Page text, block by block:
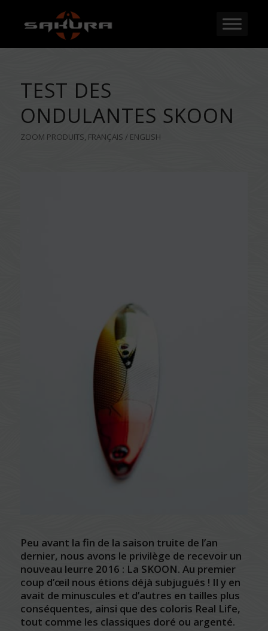
TEST DES
ONDULANTES SKOON
ZOOM PRODUITS, FRANÇAIS / ENGLISH
Peu avant la fin de la saison truite de l’an
dernier, nous avons le privilège de recevoir un
nouveau leurre 2016 : La SKOON. Au premier
coup d’œil nous étions déjà subjugués ! Il y en
avait de minuscules et d’autres en tailles plus
conséquentes, ainsi que des coloris Real Life,
tout comme les classiques doré ou argenté.